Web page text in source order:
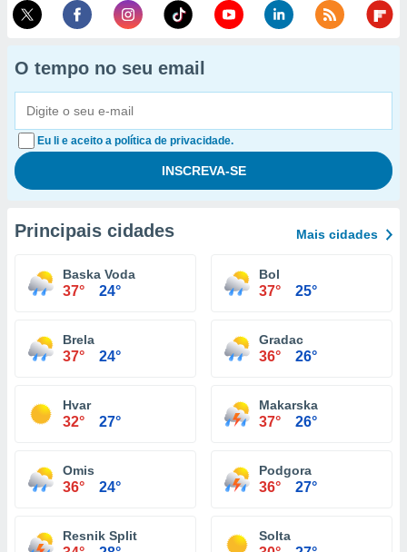
O tempo no seu email
Eu li e aceito a política de privacidade.
Principais cidades Mais cidades
Baska Voda
37° 24°
Bol
37° 25°
Brela
37° 24°
Gradac
36° 26°
Hvar
32° 27°
Makarska
37° 26°
Omis
36° 24°
Podgora
36° 27°
Resnik Split Solta